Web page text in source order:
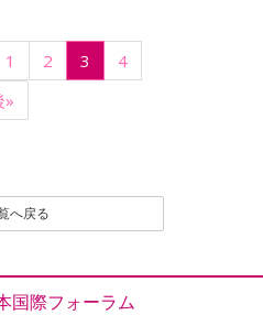
1 2 3
4
»
へ戻る
国際フォーラム